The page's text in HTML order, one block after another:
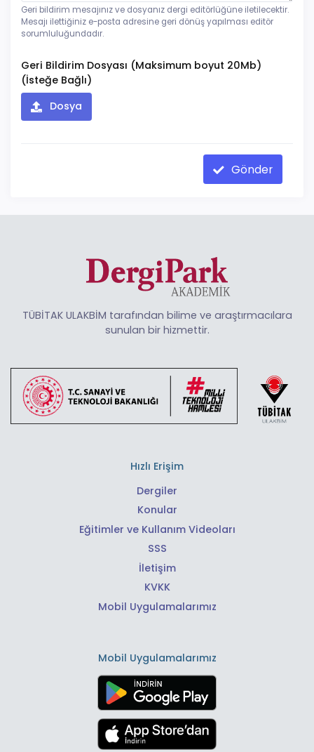
Geri bildirim mesajınız ve dosyanız dergi editörlüğüne iletilecektir.
Mesajı ilettiğiniz e-posta adresine geri dönüş yapılması editör
sorumluluğundadır.
Geri Bildirim Dosyası (Maksimum boyut 20Mb)
(İsteğe Bağlı)
Dosya
Gönder
TÜBİTAK ULAKBİM tarafından bilime ve araştırmacılara
sunulan bir hizmettir.
Hızlı Erişim
Dergiler
Konular
Eğitimler ve Kullanım Videoları
SSS
İletişim
KVKK
Mobil Uygulamalarımız
Mobil Uygulamalarımız